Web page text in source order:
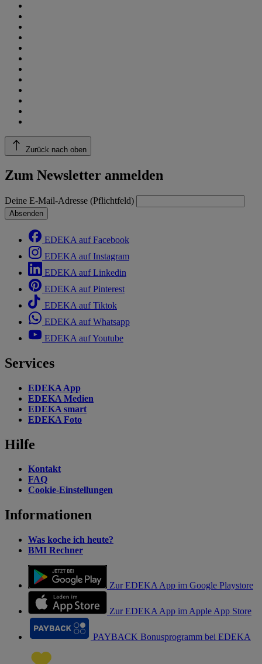
Zurück nach oben
Zum Newsletter anmelden
Deine E-Mail-Adresse (Pflichtfeld)
Absenden
EDEKA auf Facebook
EDEKA auf Instagram
EDEKA auf Linkedin
EDEKA auf Pinterest
EDEKA auf Tiktok
EDEKA auf Whatsapp
EDEKA auf Youtube
Services
EDEKA App
EDEKA Medien
EDEKA smart
EDEKA Foto
Hilfe
Kontakt
FAQ
Cookie-Einstellungen
Informationen
Was koche ich heute?
BMI Rechner
Zur EDEKA App im Google Playstore
Zur EDEKA App im Apple App Store
PAYBACK Bonusprogramm bei EDEKA